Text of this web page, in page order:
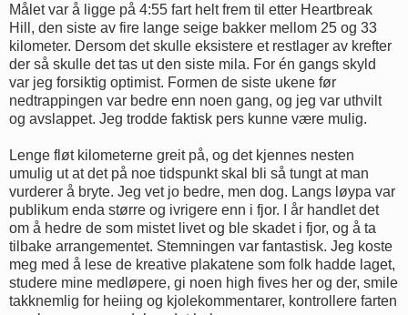
Målet var å ligge på 4:55 fart helt frem til etter Heartbreak
Hill, den siste av fire lange seige bakker mellom 25 og 33
kilometer. Dersom det skulle eksistere et restlager av krefter
der så skulle det tas ut den siste mila. For én gangs skyld
var jeg forsiktig optimist. Formen de siste ukene før
nedtrappingen var bedre enn noen gang, og jeg var uthvilt
og avslappet. Jeg trodde faktisk pers kunne være mulig.
Lenge fløt kilometerne greit på, og det kjennes nesten
umulig ut at det på noe tidspunkt skal bli så tungt at man
vurderer å bryte. Jeg vet jo bedre, men dog. Langs løypa var
publikum enda større og ivrigere enn i fjor. I år handlet det
om å hedre de som mistet livet og ble skadet i fjor, og å ta
tilbake arrangementet. Stemningen var fantastisk. Jeg koste
meg med å lese de kreative plakatene som folk hadde laget,
studere mine medløpere, gi noen high fives her og der, smile
takknemlig for heiing og kjolekommentarer, kontrollere farten